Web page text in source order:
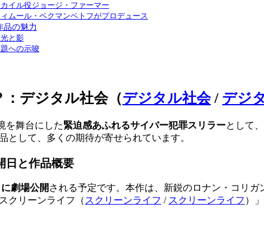
イル役ジョージ・ファーマー
ムール・ベクマンベトフがプロデュース
品の魅力
と影
への示唆
デジタル社会（デジタル社会/ デジ
を舞台にした緊迫感あふれるサイバー犯罪スリラーとして
として、多くの期待が寄せられています。
日と作品概要
劇場公開 される予定です。本作は、新鋭のロナン・コリ
スクリーンライフ（スクリーンライフ / スクリーンライフ ）